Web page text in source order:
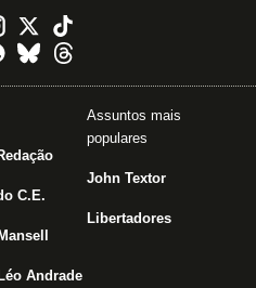
C.E.
Andrade
Assuntos mais
populares
John Textor
Libertadores